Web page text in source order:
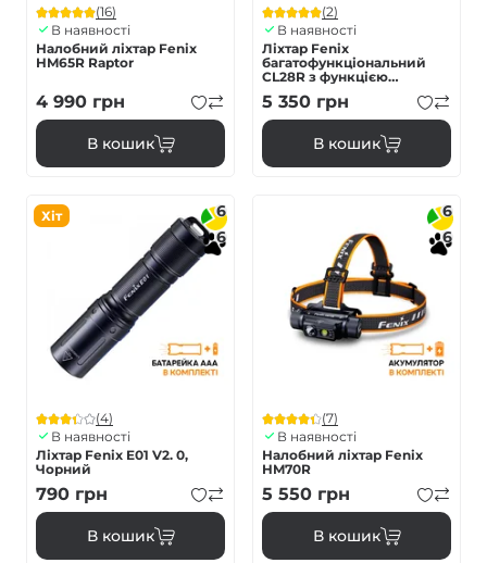
(16)
В наявності
Налобний ліхтар Fenix
HM65R Raptor
4 990 грн
В кошик
(2)
В наявності
Ліхтар Fenix
багатофункціональний
CL28R з функцією
Powerbank (10 000 mAh)
5 350 грн
В кошик
Хіт
6
6
(4)
В наявності
Ліхтар Fenix E01 V2. 0,
Чорний
790 грн
В кошик
6
6
(7)
В наявності
Налобний ліхтар Fenix
HM70R
5 550 грн
В кошик